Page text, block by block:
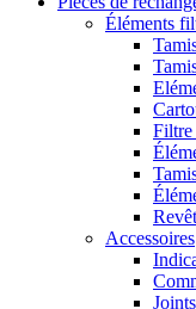
Éléments
Filtre
Accessoires
Joints